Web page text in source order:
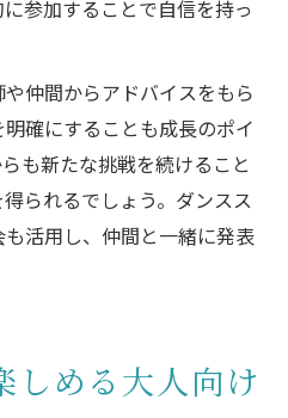
参加することで自信を持っ
仲間からアドバイスをもら
確にすることも成長のポイ
も新たな挑戦を続けること
られるでしょう。ダンスス
活用し、仲間と一緒に発表
しめる大人向け